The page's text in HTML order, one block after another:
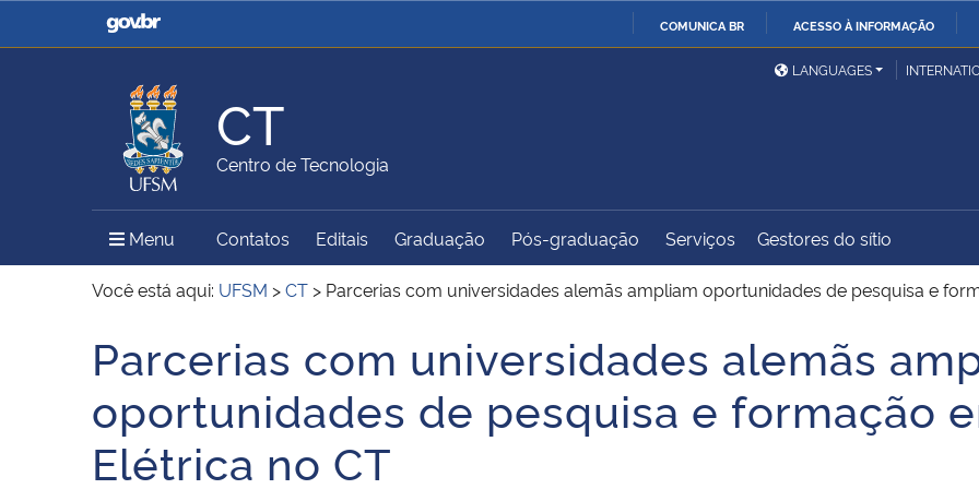
COMUNICA BR ACESSO À INFORMAÇÃO
Casa Civil
Ministério da Justiça e
Ministério da Defesa
Ministério das Relações
Exteriores
Ministério da Agricultura,
Pecuária e Abastecimento
Ministério do Meio Ambiente Ministério do Turismo
Ministério do
Desenvolvimento Regional
Controladoria-Geral da
União
Secretaria de Governo
Gabinete de Segurança
Institucional
Advocacia-Geral da União Banco Central do Brasil
LANGUAGES
CT
Centro de Tecnologia
Menu Menu Principal do Sítio
Contatos Editais Graduação Pós-graduação Serviços Gestores do sítio
Você está aqui: UFSM >CT > Parcerias com universidades alemãs ampliam oportunidades de pesquisa e
Início do conteúdo
Parcerias com universidades alemãs
oportunidades de pesquisa e formação
Elétrica no CT